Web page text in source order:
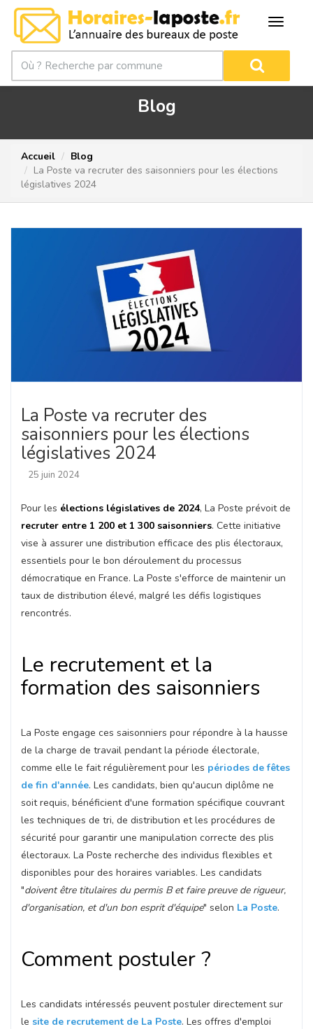
Blog
Accueil
Blog
La Poste va recruter des saisonniers pour les élections
législatives 2024
La Poste va recruter des
saisonniers pour les élections
législatives 2024
25 juin 2024
Pour les élections législatives de 2024, La Poste prévoit de
recruter entre 1 200 et 1 300 saisonniers. Cette initiative
vise à assurer une distribution efficace des plis électoraux,
essentiels pour le bon déroulement du processus
démocratique en France. La Poste s'efforce de maintenir un
taux de distribution élevé, malgré les défis logistiques
rencontrés.
Le recrutement et la
formation des saisonniers
La Poste engage ces saisonniers pour répondre à la hausse
de la charge de travail pendant la période électorale,
comme elle le fait régulièrement pour les périodes de fêtes
de fin d'année. Les candidats, bien qu'aucun diplôme ne
soit requis, bénéficient d'une formation spécifique couvrant
les techniques de tri, de distribution et les procédures de
sécurité pour garantir une manipulation correcte des plis
électoraux. La Poste recherche des individus flexibles et
disponibles pour des horaires variables. Les candidats
"doivent être titulaires du permis B et faire preuve de rigueur,
d'organisation, et d'un bon esprit d'équipe" selon La Poste.
Comment postuler ?
Les candidats intéressés peuvent postuler directement sur
le site de recrutement de La Poste. Les offres d'emploi